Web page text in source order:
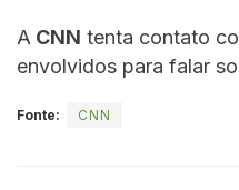
A CNN tenta contato
envolvidos para falar
Fonte: CNN